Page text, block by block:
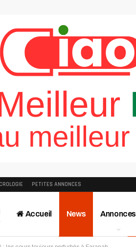
PETITES ANNONCES
Accueil News Annonces